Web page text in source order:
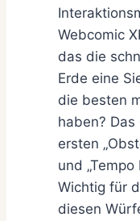
Webcomic
das die
Erde eine
die besten
haben?
ersten
und „Tempo
Wichtig für
diesen